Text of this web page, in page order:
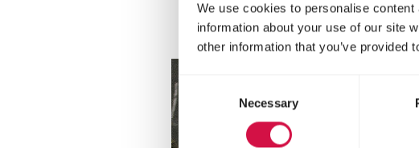
We use cookies to personalise
information about your use of our site
other information that you’ve provided
Consent
Necessary